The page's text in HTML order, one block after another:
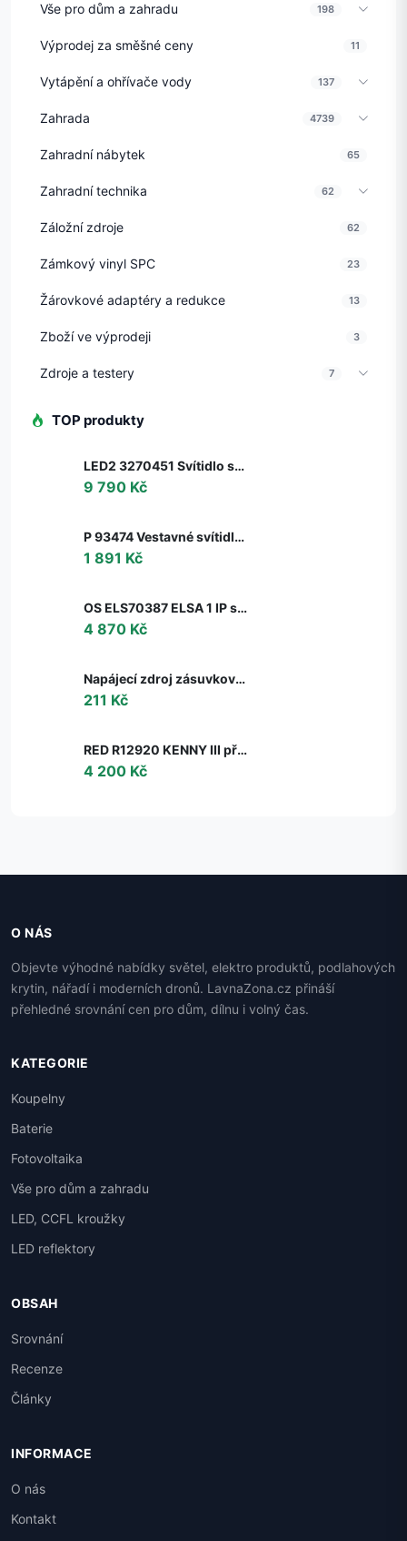
Vše pro dům a zahradu 198
Výprodej za směšné ceny 11
Vytápění a ohřívače vody 137
Zahrada 4739
Zahradní nábytek 65
Zahradní technika 62
Záložní zdroje 62
Zámkový vinyl SPC 23
Žárovkové adaptéry a redukce 13
Zboží ve výprodeji 3
Zdroje a testery 7
TOP produkty
LED2 3270451 Svítidlo stropní závěsné LED2 BELLA 60 P-Z, W 50W 2CCT 3000K/4000K - ON/OFF - nestmívatelné - LED2 Lighting
9 790 Kč
P 93474 Vestavné svítidlo LED Nova hranaté 3x6,5W GU10 hliník broušený nastavitelné 3-krokové-stmívatelné - PAULMANN
1 891 Kč
OS ELS70387 ELSA 1 IP stropní/nástěnné skleněné svítidlo bílá IP65 3000 K 9W LED DALI (původní kód OS 70387) - OSMONT
4 870 Kč
Napájecí zdroj zásuvkový 6V, 2A, 5.5x2.1mm
211 Kč
RED R12920 KENNY III přisazená černá/zlatá 230V GU10 3x35W - RED - DESIGN RENDL
4 200 Kč
O NÁS
Objevte výhodné nabídky světel, elektro produktů, podlahových
krytin, nářadí i moderních dronů. LavnaZona.cz přináší
přehledné srovnání cen pro dům, dílnu i volný čas.
KATEGORIE
Koupelny
Baterie
Fotovoltaika
Vše pro dům a zahradu
LED, CCFL kroužky
LED reflektory
OBSAH
Srovnání
Recenze
Články
INFORMACE
O nás
Kontakt